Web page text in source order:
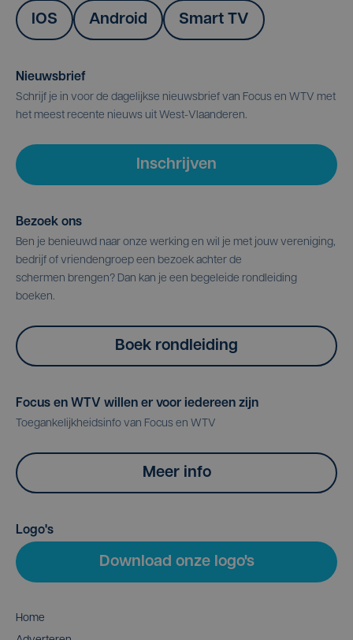
IOS Android Smart TV
Nieuwsbrief
Schrijf je in voor de dagelijkse nieuwsbrief van Focus en WTV met
het meest recente nieuws uit West-Vlaanderen.
Inschrijven
Bezoek ons
Ben je benieuwd naar onze werking en wil je met jouw vereniging,
bedrijf of vriendengroep een bezoek achter de
schermen brengen? Dan kan je een begeleide rondleiding
boeken.
Boek rondleiding
Focus en WTV willen er voor iedereen zijn
Toegankelijkheidsinfo van Focus en WTV
Meer info
Logo's
Download onze logo's
Home